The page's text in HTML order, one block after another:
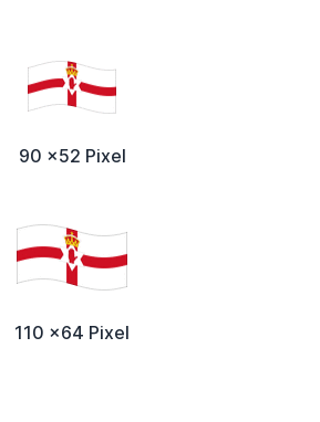
90 x52 Pixel
110 x64 Pixel